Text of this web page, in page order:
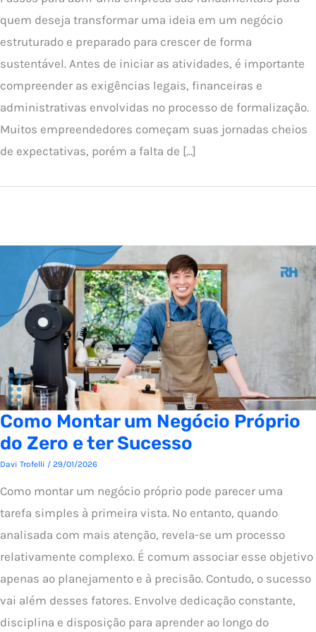
quem deseja transformar uma ideia em um negócio
estruturado e preparado para crescer de forma
sustentável. Antes de iniciar as atividades, é importante
compreender as exigências legais, financeiras e
administrativas envolvidas no processo de formalização.
Muitos empreendedores começam suas jornadas cheios
de expectativas, porém a falta de […]
Como Montar um Negócio Próprio
do Zero e ter Sucesso
Davi Trofelli / 29/01/2026
Como montar um negócio próprio pode parecer uma
tarefa simples à primeira vista. No entanto, quando
analisada com mais atenção, revela-se um processo
relativamente complexo. É comum associar esse objetivo
apenas ao planejamento e à precisão. Contudo, o sucesso
vai além desses fatores. Envolve dedicação constante,
disciplina e disposição para aprender ao longo do